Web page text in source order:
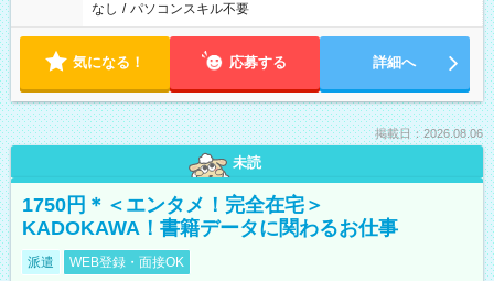
なし / パソコンスキル不要
気になる！ 応募する 詳細へ
掲載日：2026.08.06
未読
1750円＊＜エンタメ！完全在宅＞
KADOKAWA！書籍データに関わるお仕事
派遣 WEB登録・面接OK